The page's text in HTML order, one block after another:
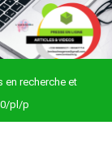
en recherche et
pl/p